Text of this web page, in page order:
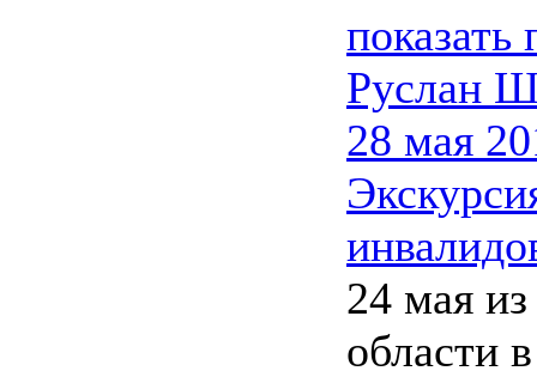
Руслан
28 мая
24 мая
области